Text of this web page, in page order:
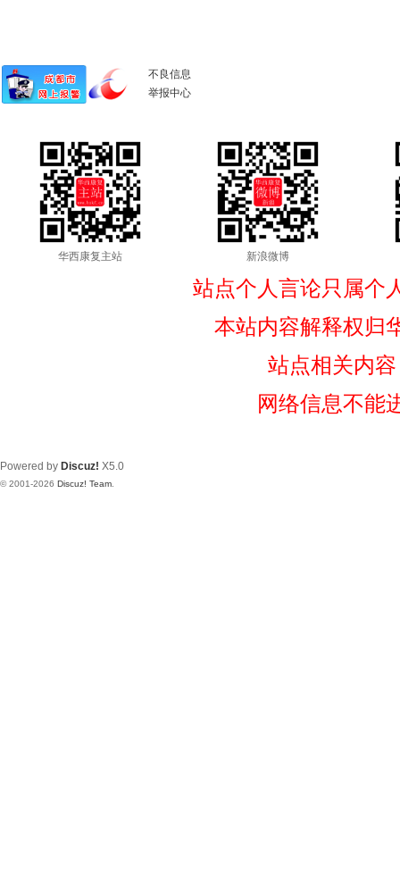
不良信息
举报中心
华西康复主站 新浪微博
站点个人言论只属个
本站内容解释权归
站点相关内
网络信息不能
Powered by Discuz! X5.0
© 2001-2026 Discuz! Team